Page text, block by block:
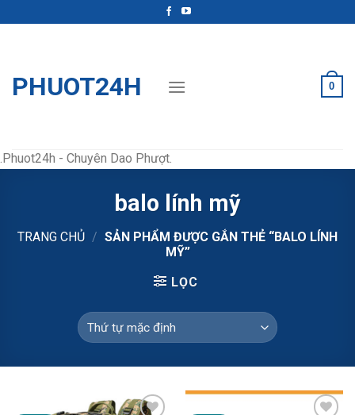
PHUOT24H 0
.Phuot24h - Chuyên Dao Phượt.
balo lính mỹ
TRANG CHỦ / SẢN PHẨM ĐƯỢC GẮN THẺ “BALO LÍNH
MỸ”
LỌC